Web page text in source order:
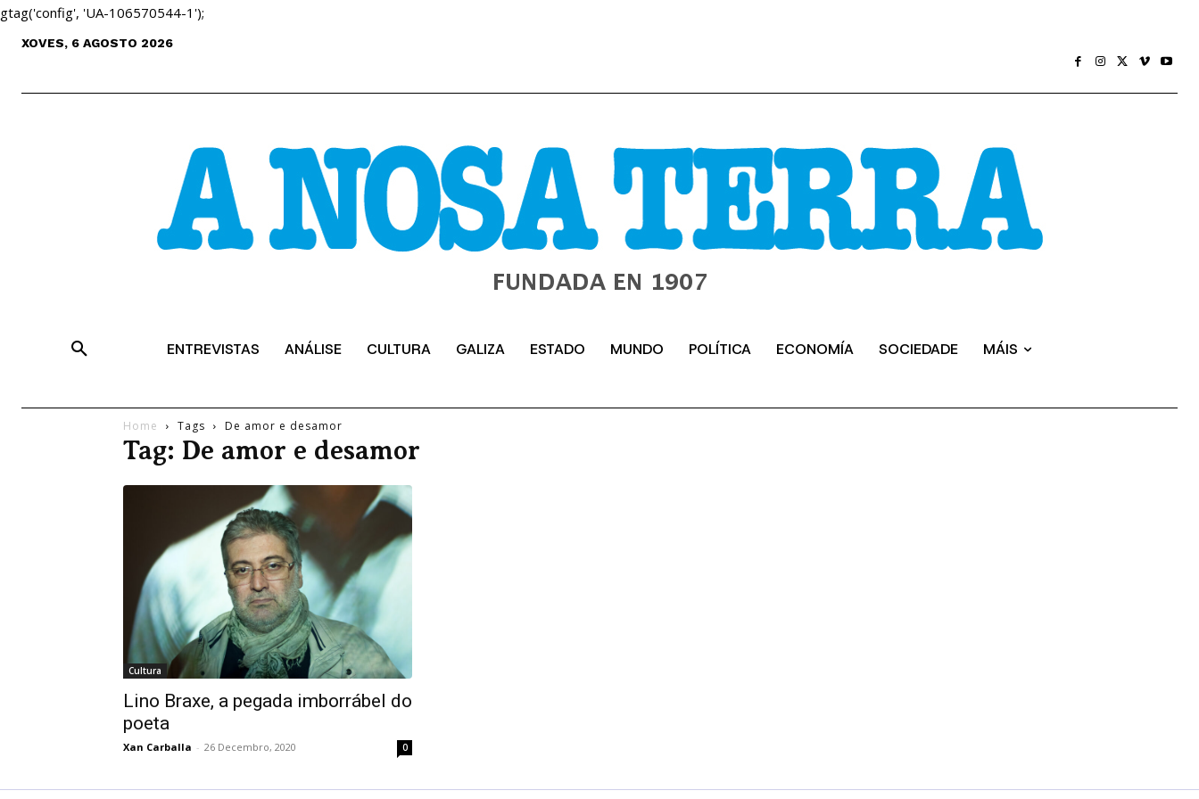
gtag('config', 'UA-106570544-1');
XOVES, 6 AGOSTO 2026
ENTREVISTAS ANÁLISE CULTURA GALIZA ESTADO MUNDO POLÍTICA ECONOMÍA SOCIEDADE MÁIS
Home Tags De amor e desamor
Tag: De amor e desamor
Cultura
Lino Braxe, a pegada imborrábel do
poeta
Xan Carballa - 26 Decembro, 2020 0